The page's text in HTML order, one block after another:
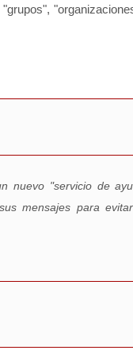
nuevo "servicio de
mensajes para